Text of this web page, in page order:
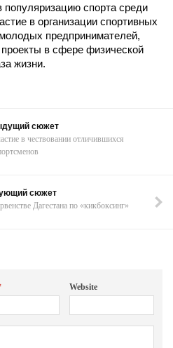
спорта среди
в организации спортивных
предпринимателей,
в сфере физической
жизни.
сюжет
в чествовании отличившихся
сюжет
Дагестана по «кикбоксинг»
Website